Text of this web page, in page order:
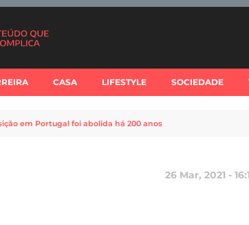
CASA LIFESTYLE SOCIEDADE
em Portugal foi abolida há 200 anos
26 Mar, 2021 -